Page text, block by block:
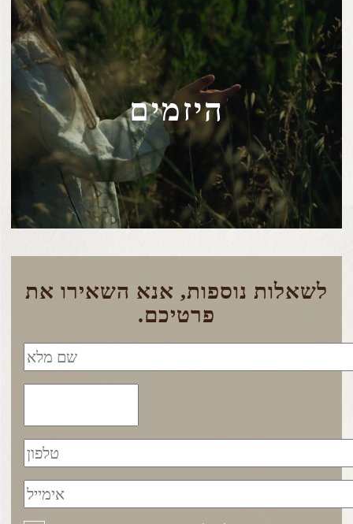
היזמים
לשאלות נוספות, אנא השאירו את
פרטיכם.